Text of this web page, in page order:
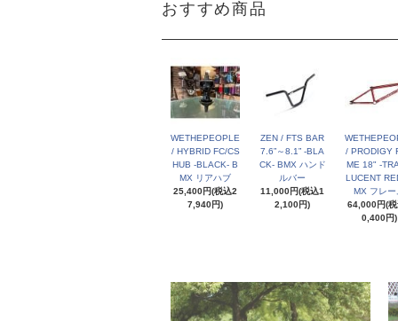
おすすめ商品
WETHEPEOPLE
/ HYBRID FC/CS
HUB -BLACK- B
MX リアハブ
25,400円(税込2
7,940円)
ZEN / FTS BAR
7.6”～8.1” -BLA
CK- BMX ハンド
ルバー
11,000円(税込1
2,100円)
/ PRODIGY
ME 18" -
LUCENT
MX フレー
64,000円(
0,400円)